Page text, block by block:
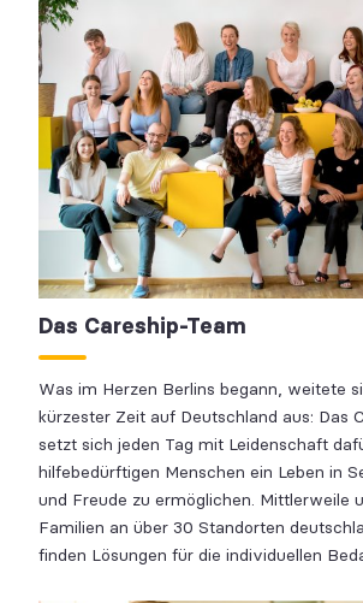
Das Careship-Team
Was im Herzen Berlins begann, weitete
kürzester Zeit auf Deutschland aus: Das
setzt sich jeden Tag mit Leidenschaft
hilfebedürftigen Menschen ein Leben in
und Freude zu ermöglichen. Mittlerweile
Familien an über 30 Standorten
finden Lösungen für die individuellen